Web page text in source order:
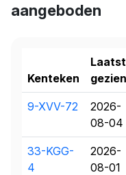
aangeboden
Kenteken
Laatst
gezien
9-XVV-72
2026-
08-04
33-KGG-
4
2026-
08-01